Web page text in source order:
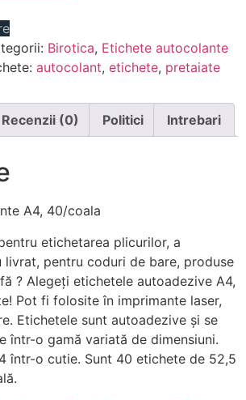
Birotica, Etichete autocolante
autocolant, etichete, pretaiate
Recenzii (0) Politici Intrebari
A4, 40/coala
etichetarea plicurilor, a
livrat, pentru coduri de bare, produse
? Alegeți etichetele autoadezive A4,
Pot fi folosite în imprimante laser,
Etichetele sunt autoadezive și se
într-o gamă variată de dimensiuni.
într-o cutie. Sunt 40 etichete de 52,5